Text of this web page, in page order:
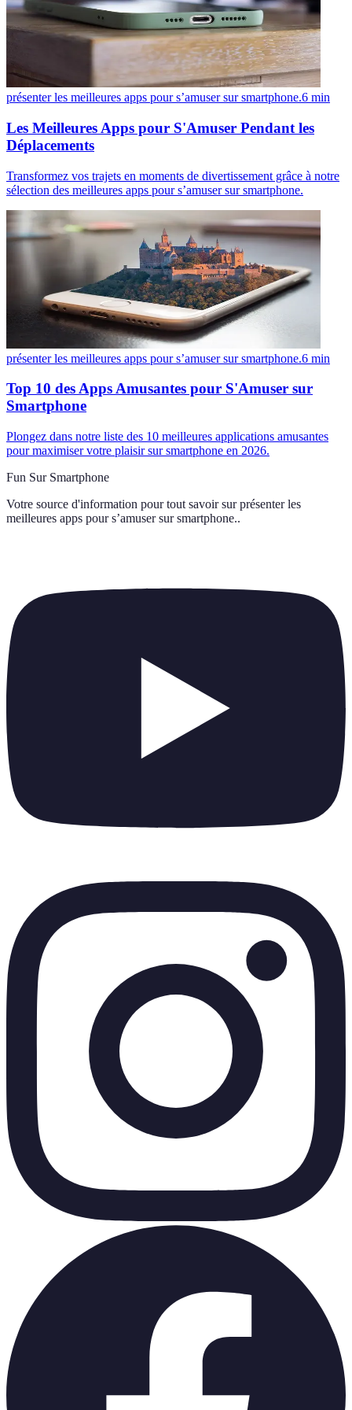
présenter les meilleures apps pour s’amuser sur smartphone.6 min
Les Meilleures Apps pour S'Amuser Pendant les
Déplacements
Transformez vos trajets en moments de divertissement grâce à notre
sélection des meilleures apps pour s’amuser sur smartphone.
présenter les meilleures apps pour s’amuser sur smartphone.6 min
Top 10 des Apps Amusantes pour S'Amuser sur
Smartphone
Plongez dans notre liste des 10 meilleures applications amusantes
pour maximiser votre plaisir sur smartphone en 2026.
Fun Sur Smartphone
Votre source d'information pour tout savoir sur présenter les
meilleures apps pour s’amuser sur smartphone..